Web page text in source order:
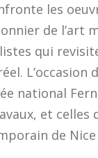
les
de l’art
qui
L’occasion
national
et celles
de Nice